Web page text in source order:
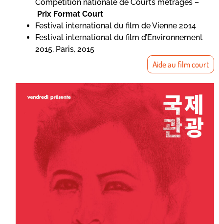
Compétition nationale de Courts métrages –
Prix Format Court
Festival international du film de Vienne 2014
Festival international du film d’Environnement
2015, Paris, 2015
Aide au film court